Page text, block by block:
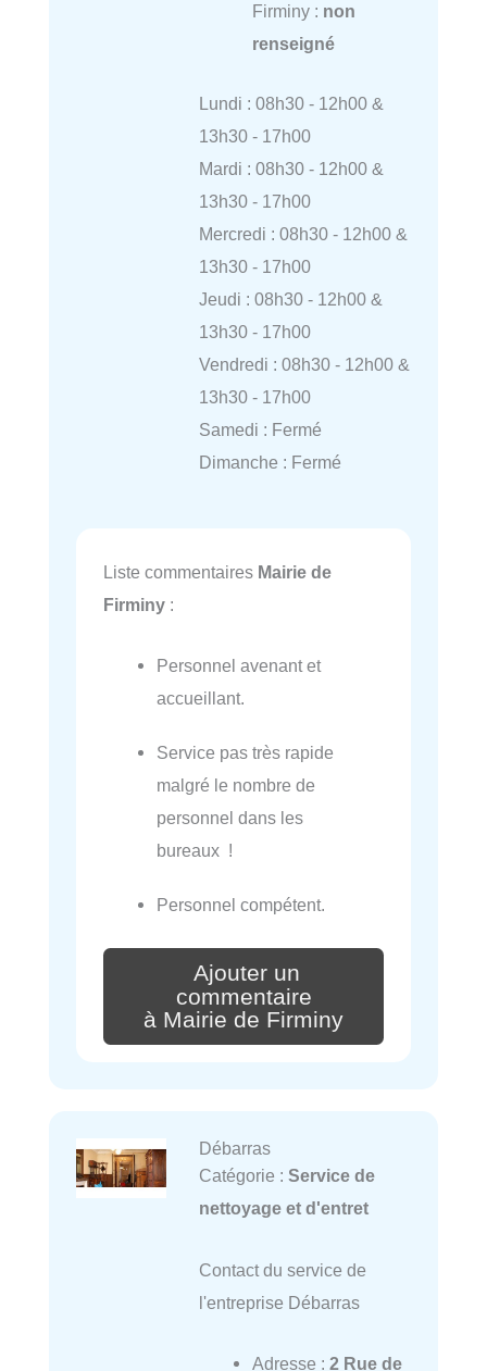
Firminy : non
renseigné
Lundi : 08h30 - 12h00 &
13h30 - 17h00
Mardi : 08h30 - 12h00 &
13h30 - 17h00
Mercredi : 08h30 - 12h00 &
13h30 - 17h00
Jeudi : 08h30 - 12h00 &
13h30 - 17h00
Vendredi : 08h30 - 12h00 &
13h30 - 17h00
Samedi : Fermé
Dimanche : Fermé
Liste commentaires Mairie de
Firminy :
Personnel avenant et
accueillant.
Service pas très rapide
malgré le nombre de
personnel dans les
bureaux !
Personnel compétent.
Ajouter un
commentaire
à Mairie de Firminy
Débarras
Catégorie : Service de
nettoyage et d'entret
Contact du service de
l'entreprise Débarras
Adresse : 2 Rue de